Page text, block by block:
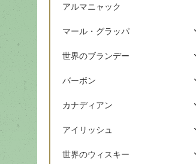
アルマニャック
マール・グラッパ
世界のブランデー
バーボン
カナディアン
アイリッシュ
世界のウィスキー